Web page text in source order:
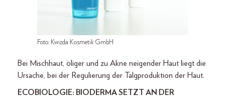
Foto: Kwizda Kosmetik GmbH
Bei Mischhaut, öliger und zu Akne neigender Haut liegt die
Ursache, bei der Regulierung der Talgproduktion der Haut.
ECOBIOLOGIE: BIODERMA SETZT AN DER